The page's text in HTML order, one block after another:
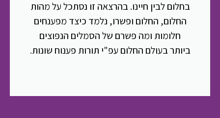
בחלום לבין חיינו. בהרצאה זו נסתכל על מהות
החלום, החלום ופשרו, נלמד כיצד מפענחים
חלומות ומה פשרם של הסמלים הנפוצים
ביותר בעולם החלום עפ"י תורות פענוח שונות.